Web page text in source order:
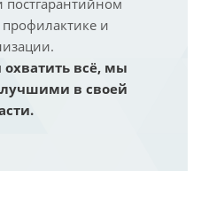
и
всё, мы
в своей